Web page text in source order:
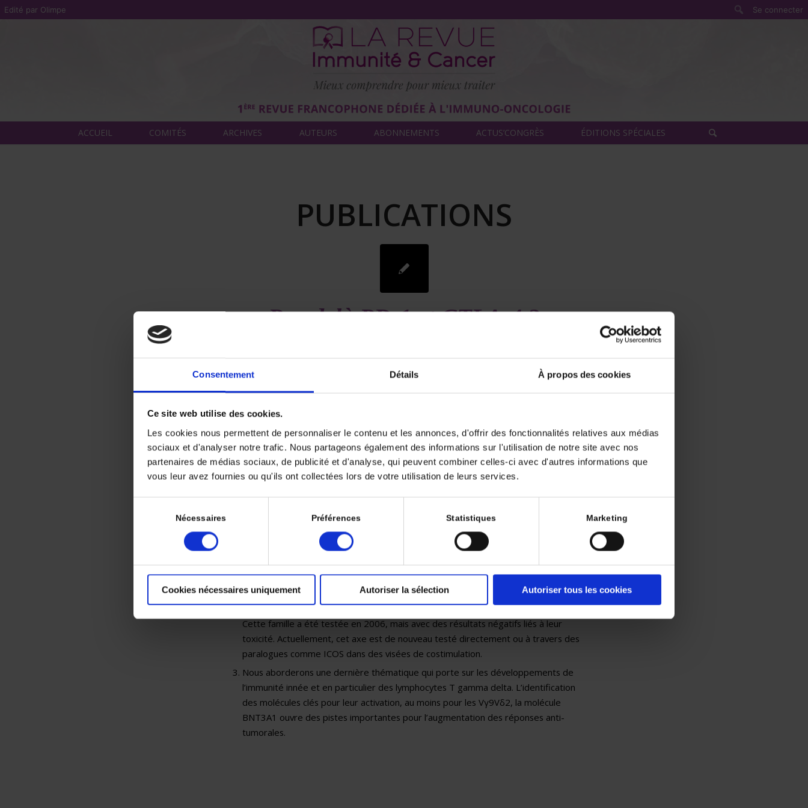
Consentement Détails À propos des cookies
Ce site web utilise des cookies.
Les cookies nous permettent de personnaliser le contenu et les annonces, d'offrir des fonctionnalités relatives aux médias
sociaux et d'analyser notre trafic. Nous partageons également des informations sur l'utilisation de notre site avec nos
partenaires de médias sociaux, de publicité et d'analyse, qui peuvent combiner celles-ci avec d'autres informations que
vous leur avez fournies ou qu'ils ont collectées lors de votre utilisation de leurs services.
consentement
Nécessaires Préférences Statistiques Marketing
Cookies nécessaires uniquement Autoriser la sélection Autoriser tous les cookies
ACCUEIL COMITÉS ARCHIVES AUTEURS ABONNEMENTS ACTUS’CONGRÈS ÉDITIONS SPÉCIALES
PUBLICATIONS
Par-delà PD-1 et CTLA-4 ?
signalisation
Peut-on aller par-delà PD-1 et CTLA-4 ? Aucune réponse n’est disponible en 2019, mais
cette revue va prendre quelques exemples portant sur des cibles potentielles
correspondant à des axes en développement ou qui pourraient l’être rapidement.
Existe-t-il d’autres molécules de co-signalisation d’intérêt ? Notre choix se porte
molécule HVEM, portée de façon inappropriée par les tumeurs épithéliales et les
des stades évolués de la maladie, indépendants de PD-L1 et dont l’expression
peut être associée au pronostic.
Un 2eexemple correspond aux molécules de costimulation de la famille CD28.
Cette famille a été testée en 2006, mais avec des résultats négatifs liés à leur
toxicité. Actuellement, cet axe est de nouveau testé directement ou à travers des
paralogues comme ICOS dans des visées de costimulation.
Nous aborderons une dernière thématique qui porte sur les développements de
l’immunité innée et en particulier des lymphocytes T gamma delta. L’identification
des molécules clés pour leur activation, au moins pour les Vγ9Vδ2, la molécule
BNT3A1 ouvre des pistes importantes pour l’augmentation des réponses anti­-
tumorales.
Edité par Olimpe Se connecter
Rechercher